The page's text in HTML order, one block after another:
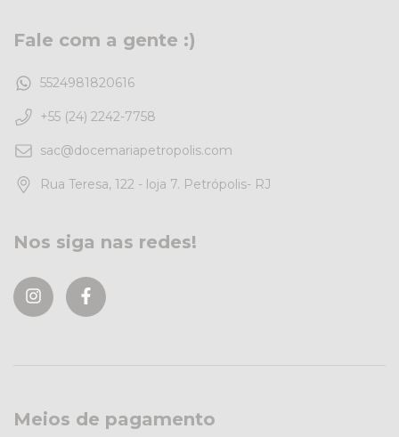
Fale com a gente :)
5524981820616
+55 (24) 2242-7758
sac@docemariapetropolis.com
Rua Teresa, 122 - loja 7. Petrópolis- RJ
Nos siga nas redes!
Meios de pagamento